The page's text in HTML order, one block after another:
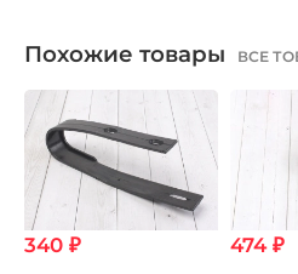
Похожие товары ВСЕ
340 ₽ 474 ₽